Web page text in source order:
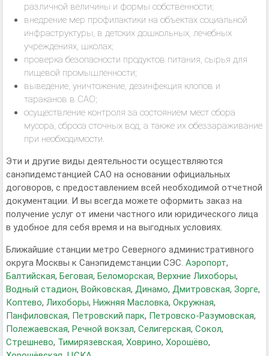
различной величины и формы собственности;
внедрение мер профилактики на объектах социальной
инфраструктуры, в детских дошкольных, лечебных
учреждениях, школах;
проверка безопасности продуктов питания, сырья для
пищевой промышленности;
выведение, уничтожение, дезинфекция клопов и
тараканов в САО;
осуществление контроля за состоянием мест сбора
мусора, сброса сточных вод, а также их обеззараживание
при необходимости.
Эти и другие виды деятельности осуществляются
санэпидемстанцией САО на основании официальных
договоров, с предоставлением всей необходимой отчетной
документации. И вы всегда можете оформить заказ на
получение услуг от имени частного или юридического лица
в удобное для себя время и на выгодных условиях.
Ближайшие станции метро Северного административного
округа Москвы к Санэпидемстанции СЭС. Аэропорт,
Балтийская, Беговая, Беломорская, Верхние Лихоборы,
Водный стадион, Войковская, Динамо, Дмитровская, Зорге,
Коптево, Лихоборы, Нижняя Масловка, Окружная,
Панфиловская, Петровский парк, Петровско-Разумовская,
Полежаевская, Речной вокзал, Селигерская, Сокол,
Стрешнево, Тимирязевская, Ховрино, Хорошёво,